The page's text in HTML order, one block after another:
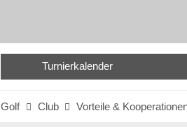
Turnierkalender
Golf  Club  Vorteile &